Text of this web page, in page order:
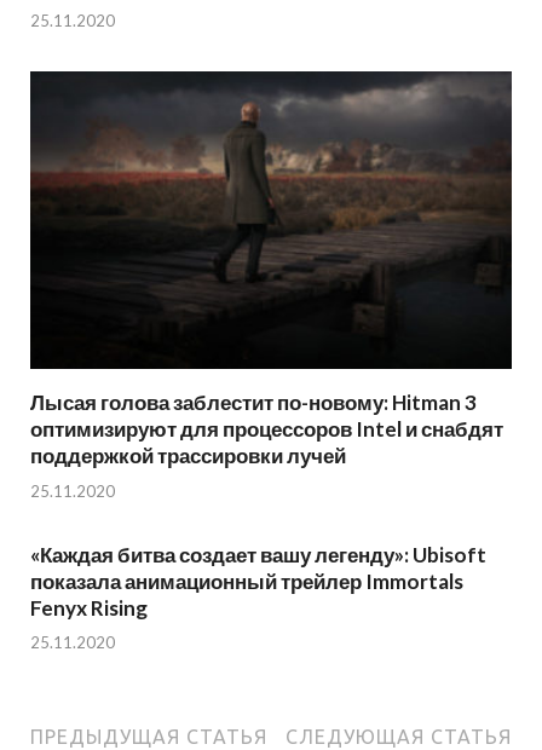
25.11.2020
Лысая голова заблестит по-новому: Hitman 3
оптимизируют для процессоров Intel и снабдят
поддержкой трассировки лучей
25.11.2020
«Каждая битва создает вашу легенду»: Ubisoft
показала анимационный трейлер Immortals
Fenyx Rising
25.11.2020
ПРЕДЫДУЩАЯ СТАТЬЯ СЛЕДУЮЩАЯ СТАТЬЯ